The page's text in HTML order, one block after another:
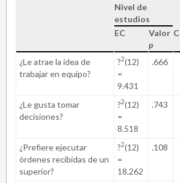
Nivel de
estudios
EC
Valor
p
C
¿Le atrae la idea de
trabajar en equipo?
?2(12)
=
9.431
.666
¿Le gusta tomar
decisiones?
?2(12)
=
8.518
.743
¿Prefiere ejecutar
órdenes recibidas de un
superior?
?2(12)
=
18.262
.108